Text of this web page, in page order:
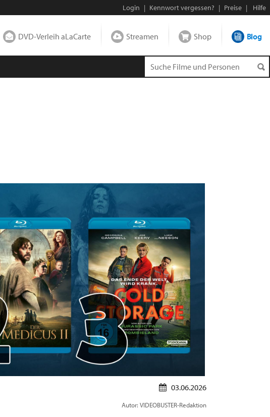
Login | Kennwort vergessen? | Preise | Hilfe
DVD-Verleih aLaCarte Streamen Shop Blog
03.06.2026
Autor: VIDEOBUSTER-Redaktion